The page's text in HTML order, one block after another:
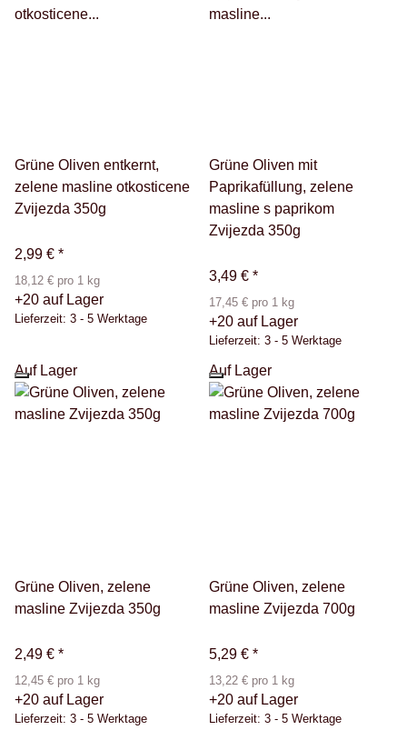
Grüne Oliven entkernt,
zelene masline otkosticene
Zvijezda 350g
2,99 € *
18,12 € pro 1 kg
+20 auf Lager
Lieferzeit: 3 - 5 Werktage
Grüne Oliven mit
Paprikafüllung, zelene
masline s paprikom
Zvijezda 350g
3,49 € *
17,45 € pro 1 kg
+20 auf Lager
Lieferzeit: 3 - 5 Werktage
Auf Lager
Grüne Oliven, zelene
masline Zvijezda 350g
2,49 € *
12,45 € pro 1 kg
+20 auf Lager
Lieferzeit: 3 - 5 Werktage
Auf Lager
Grüne Oliven, zelene
masline Zvijezda 700g
5,29 € *
13,22 € pro 1 kg
+20 auf Lager
Lieferzeit: 3 - 5 Werktage